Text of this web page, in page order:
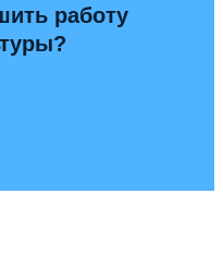
работу